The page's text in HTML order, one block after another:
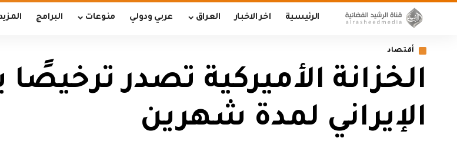
الرئيسية اخر الاخبار العراق عربي ودولي منوعات البرامج
أقتصاد
‏الخزانة الأميركية تصدر
الإيراني لمدة شهرين